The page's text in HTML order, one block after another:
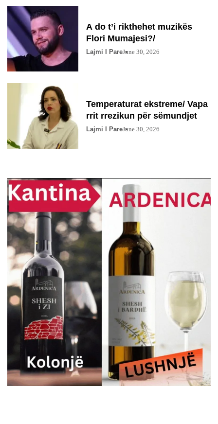
A do t’i rikthehet muzikës
Flori Mumajesi?/
Lajmi I PareJune 30, 2026
Temperaturat ekstreme/ Vapa
rrit rrezikun për sëmundjet
Lajmi I PareJune 30, 2026